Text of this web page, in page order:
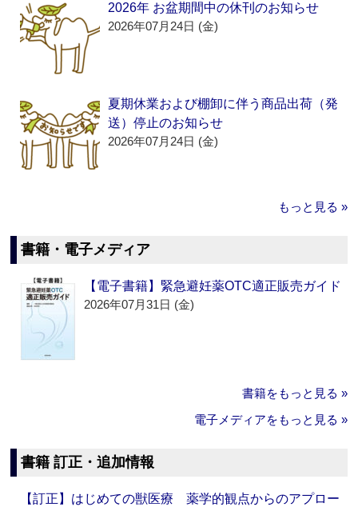
2026年 お盆期間中の休刊のお知らせ
2026年07月24日 (金)
夏期休業および棚卸に伴う商品出荷（発
送）停止のお知らせ
2026年07月24日 (金)
もっと見る »
書籍・電子メディア
【電子書籍】緊急避妊薬OTC適正販売ガイド
2026年07月31日 (金)
書籍をもっと見る »
電子メディアをもっと見る »
書籍 訂正・追加情報
【訂正】はじめての獣医療 薬学的観点からのアプロー